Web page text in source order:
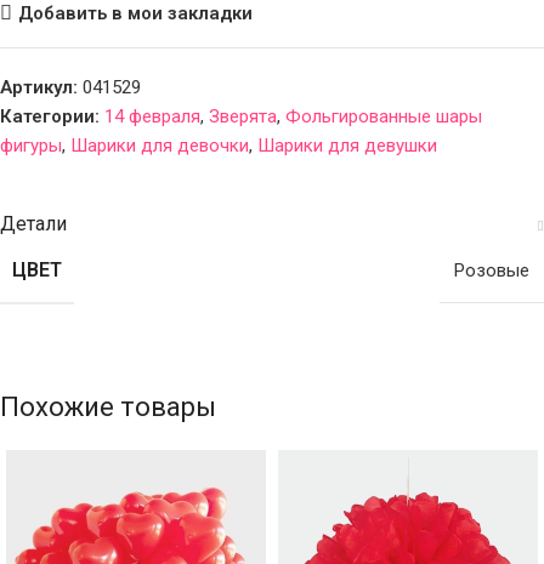
Добавить в мои закладки
Артикул: 041529
Категории: 14 февраля, Зверята, Фольгированные шары
фигуры, Шарики для девочки, Шарики для девушки
Детали
ЦВЕТ
Розовые
Похожие товары